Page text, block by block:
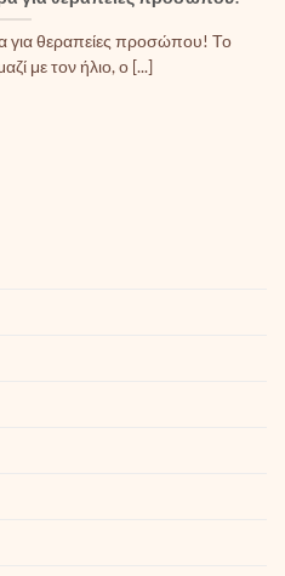
θεραπείες προσώπου! Το
με τον ήλιο, ο [...]